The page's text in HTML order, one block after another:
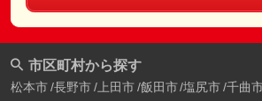
市区町村から探す
松本市 長野市 上田市 飯田市 塩尻市 千曲